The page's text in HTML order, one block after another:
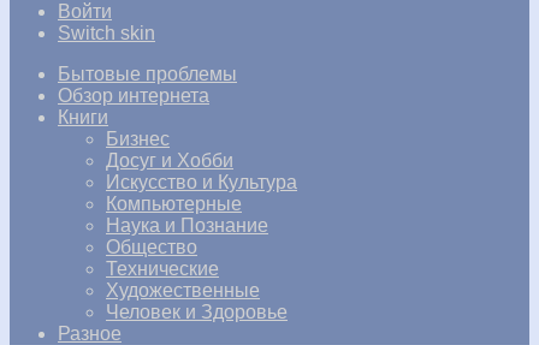
Войти
Switch skin
Бытовые проблемы
Обзор интернета
Книги
Бизнес
Досуг и Хобби
Искусство и Культура
Компьютерные
Наука и Познание
Общество
Технические
Художественные
Человек и Здоровье
Разное